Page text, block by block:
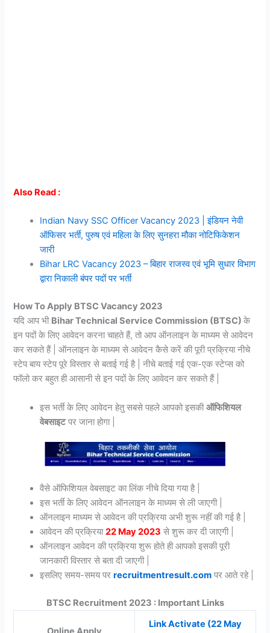
Also Read :
Indian Navy SSC Officer Vacancy 2023 | इंडियन नेवी
ऑफिसर भर्ती, पुरुष एवं महिला के लिए सुनहरा मौका नोटिफिकेशन
जारी
Bihar LRC Vacancy 2023 – बिहार राजस्व एवं भूमि सुधार विभाग
द्वारा निकाली बंपर पदों पर भर्ती
How To Apply BTSC Vacancy 2023
यदि आप भी Bihar Technical Service Commission (BTSC)के
इन पदों के लिए आवेदन करना चाहते हैं, तो आप ऑनलाइन के माध्यम से आवेदन
कर सकते हैं | ऑनलाइन के माध्यम से आवेदन कैसे करें की पूरी प्रक्रिया नीचे
स्टेप बाय स्टेप पूरे विस्तार से बताई गई है | नीचे बताई गई एक-एक स्टेप्स को
फॉलो कर बहुत ही आसानी से इन पदों के लिए आवेदन कर सकते हैं |
इस भर्ती के लिए आवेदन हेतु सबसे पहले आपको इसकीऑफिशियल
वेबसाइटपर जाना होगा |
वैसे ऑफिशियल वेबसाइट का लिंक नीचे दिया गया है |
इस भर्ती के लिए आवेदन ऑनलाइन के माध्यम से ली जाएगी |
ऑनलाइन माध्यम से आवेदन की प्रक्रिया अभी शुरू नहीं की गई है |
आवेदन की प्रक्रिया22 May 2023 से शुरू कर दी जाएगी |
ऑनलाइन आवेदन की प्रक्रिया शुरू होते ही आपको इसकी पूरी
जानकारी विस्तार से बता दी जाएगी |
इसलिए समय-समय परrecruitmentresult.com पर आते रहे |
BTSC Recruitment 2023 : Important Links
Link Activate (22 May